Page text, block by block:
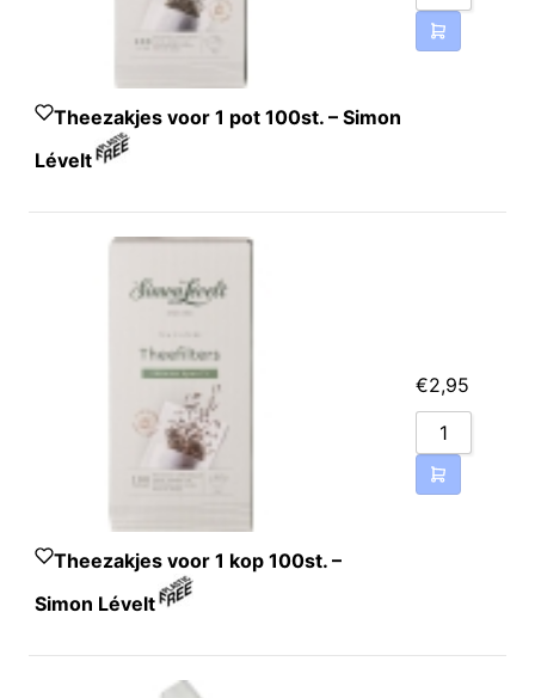
Theezakjes voor 1 pot 100st. – Simon
Lévelt
Theezakjes voor 1 kop 100st. –
Simon Lévelt
€2,95